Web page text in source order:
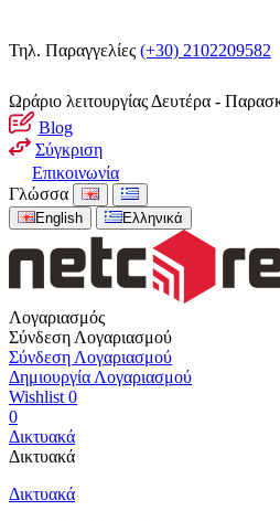
Τηλ. Παραγγελίες (+30) 2102209582
Ωράριο λειτουργίας Δευτέρα -
Blog
Σύγκριση
Επικοινωνία
Γλώσσα
English Ελληνικά
Λογαριασμός
Σύνδεση Λογαριασμού
Σύνδεση Λογαριασμού
Δημιουργία Λογαριασμού
Wishlist 0
0
Δικτυακά
Δικτυακά
Δικτυακά